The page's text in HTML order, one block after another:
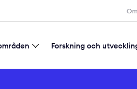
Forskning och